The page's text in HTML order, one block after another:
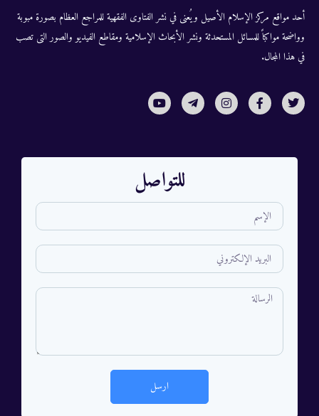
أحد مواقع مركز الإسلام الأصيل ويُعنى في نشر الفتاوى الفقهية للمراجع العظام بصورة مبوبة
وواضحة مواكباً للمسائل المستحدثة ونشر الأبحاث الإسلامية ومقاطع الفيديو والصور التى تصب
في هذا المجال.
للتواصل
ارسل